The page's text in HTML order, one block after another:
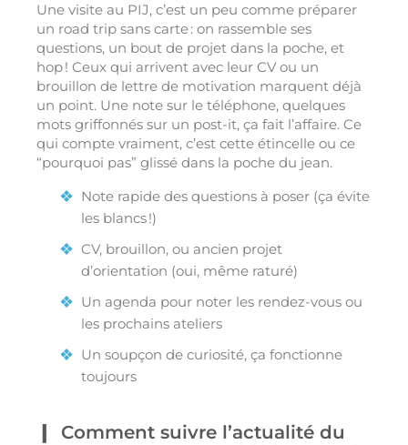
Une visite au PIJ, c’est un peu comme préparer
un road trip sans carte : on rassemble ses
questions, un bout de projet dans la poche, et
hop ! Ceux qui arrivent avec leur CV ou un
brouillon de lettre de motivation marquent déjà
un point. Une note sur le téléphone, quelques
mots griffonnés sur un post-it, ça fait l’affaire. Ce
qui compte vraiment, c’est cette étincelle ou ce
“pourquoi pas” glissé dans la poche du jean.
Note rapide des questions à poser (ça évite
les blancs !)
CV, brouillon, ou ancien projet
d’orientation (oui, même raturé)
Un agenda pour noter les rendez-vous ou
les prochains ateliers
Un soupçon de curiosité, ça fonctionne
toujours
Comment suivre l’actualité du